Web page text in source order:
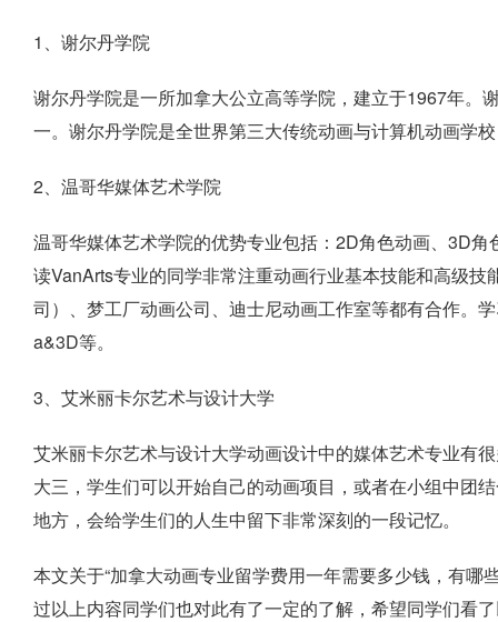
1、谢尔丹学院
谢尔丹学院是一所加拿大公立高等学院，建立于1967年。
一。谢尔丹学院是全世界第三大传统动画与计算机动画学
2、温哥华媒体艺术学院
温哥华媒体艺术学院的优势专业包括：2D角色动画、3D
读VanArts专业的同学非常注重动画行业基本技能和高级
司）、梦工厂动画公司、迪士尼动画工作室等都有合作。
a&3D等。
3、艾米丽卡尔艺术与设计大学
艾米丽卡尔艺术与设计大学动画设计中的媒体艺术专业有
大三，学生们可以开始自己的动画项目，或者在小组中团
地方，会给学生们的人生中留下非常深刻的一段记忆。
本文关于“加拿大动画专业留学费用一年需要多少钱，有
过以上内容同学们也对此有了一定的了解，希望同学们看